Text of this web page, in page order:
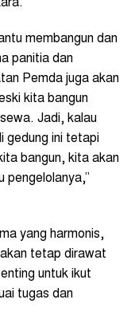
membangun dan
panitia dan
Pemda juga akan
kita bangun
Jadi, kalau
gedung ini tetapi
bangun, kita akan
pengelolanya,”
yang harmonis,
tetap dirawat
untuk ikut
tugas dan